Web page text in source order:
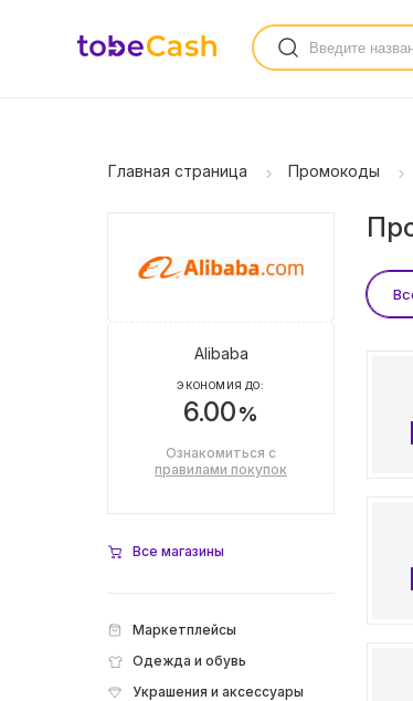
Главная страница Промокоды
Alibaba
ЭКОНОМИЯ ДО:
6.00%
Ознакомиться с
правилами покупок
Все магазины
Маркетплейсы
Одежда и обувь
Украшения и аксессуары